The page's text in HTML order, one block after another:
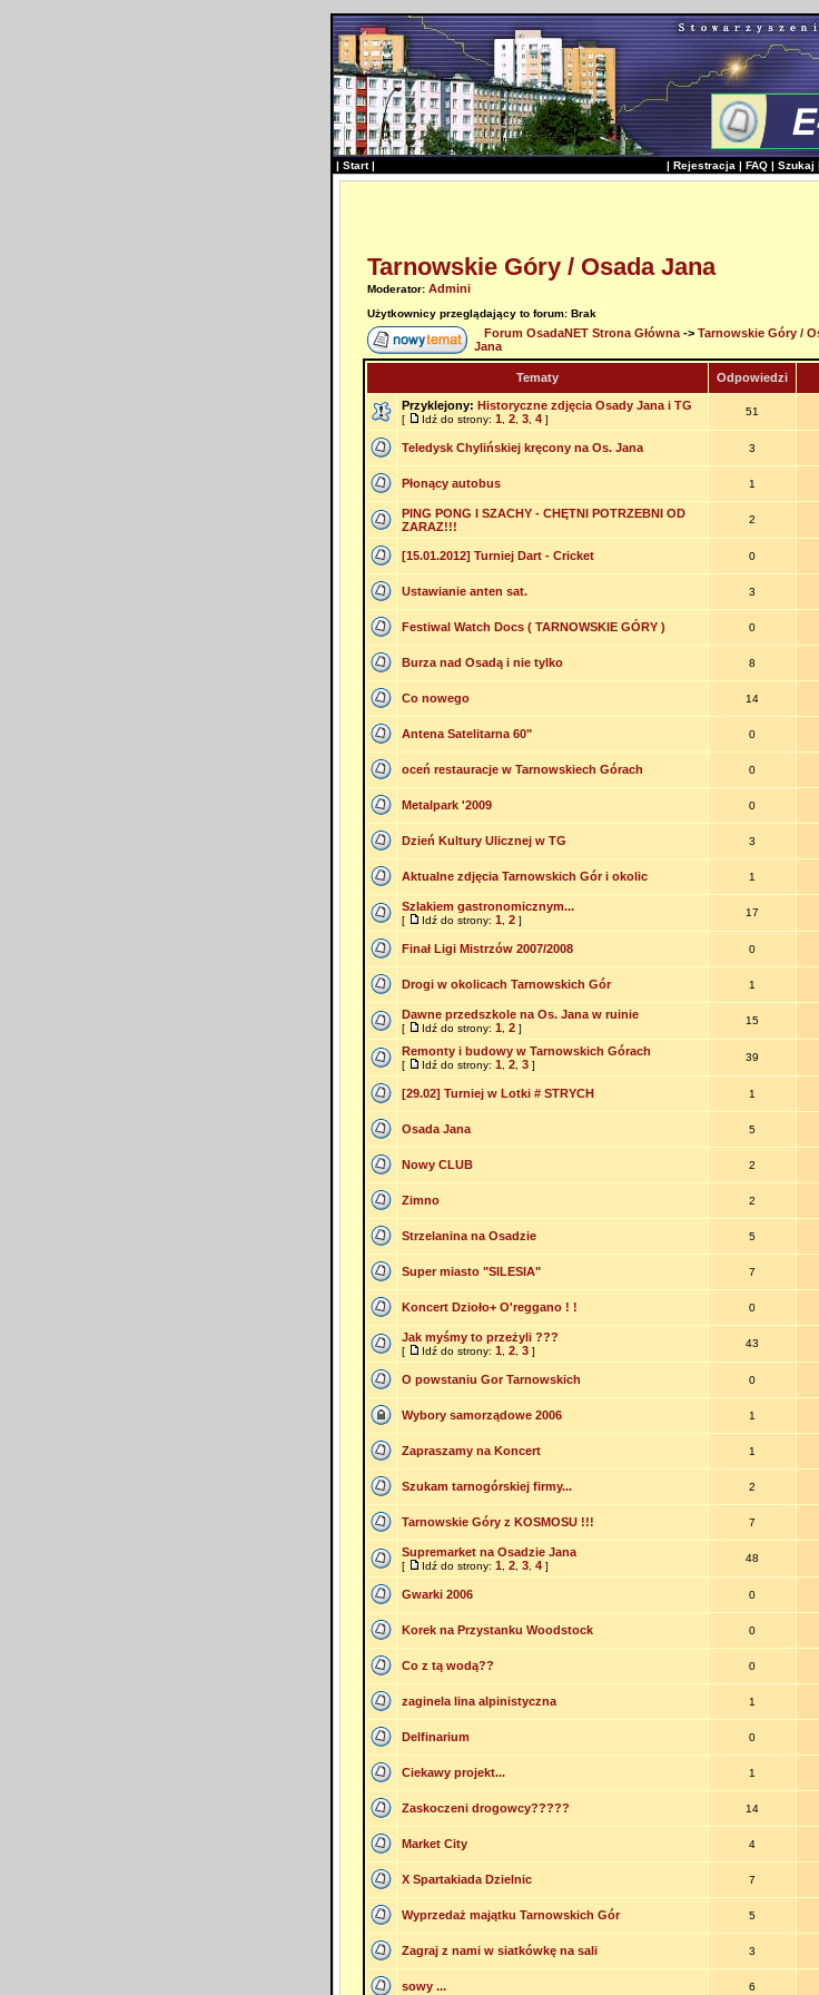
| Start| | Rejestracja | FAQ | Szukaj |
Tarnowskie Góry / Osada Jana
Moderator: Admini
Użytkownicy przeglądający to forum: Brak
Forum OsadaNET Strona Główna-> Tarnowskie Góry /
Jana
Tematy Odpowiedzi
Przyklejony: Historyczne zdjęcia Osady Jana i TG
[ Idź do strony: 1, 2, 3, 4]
51
Teledysk Chylińskiej kręcony na Os. Jana 3
Płonący autobus 1
PING PONG I SZACHY - CHĘTNI POTRZEBNI OD
ZARAZ!!!
2
[15.01.2012] Turniej Dart - Cricket 0
Ustawianie anten sat. 3
Festiwal Watch Docs ( TARNOWSKIE GÓRY ) 0
Burza nad Osadą i nie tylko 8
Co nowego 14
Antena Satelitarna 60" 0
oceń restauracje w Tarnowskiech Górach 0
Metalpark '2009 0
Dzień Kultury Ulicznej w TG 3
Aktualne zdjęcia Tarnowskich Gór i okolic 1
Szlakiem gastronomicznym...
[ Idź do strony: 1, 2]
17
Finał Ligi Mistrzów 2007/2008 0
Drogi w okolicach Tarnowskich Gór 1
Dawne przedszkole na Os. Jana w ruinie
[ Idź do strony: 1, 2]
15
Remonty i budowy w Tarnowskich Górach
[ Idź do strony: 1, 2, 3]
39
[29.02] Turniej w Lotki # STRYCH 1
Osada Jana 5
Nowy CLUB 2
Zimno 2
Strzelanina na Osadzie 5
Super miasto "SILESIA" 7
Koncert Dzioło+ O'reggano ! ! 0
Jak myśmy to przeżyli ???
[ Idź do strony: 1, 2, 3]
43
O powstaniu Gor Tarnowskich 0
Wybory samorządowe 2006 1
Zapraszamy na Koncert 1
Szukam tarnogórskiej firmy... 2
Tarnowskie Góry z KOSMOSU !!! 7
Supremarket na Osadzie Jana
[ Idź do strony: 1, 2, 3, 4]
48
Gwarki 2006 0
Korek na Przystanku Woodstock 0
Co z tą wodą?? 0
zaginela lina alpinistyczna 1
Delfinarium 0
Ciekawy projekt... 1
Zaskoczeni drogowcy????? 14
Market City 4
X Spartakiada Dzielnic 7
Wyprzedaż majątku Tarnowskich Gór 5
Zagraj z nami w siatkówkę na sali 3
sowy ... 6